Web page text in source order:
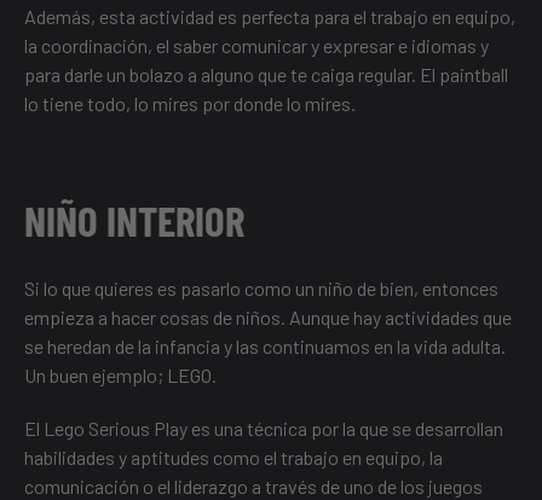
Además, esta actividad es perfecta para el trabajo en equipo,
la coordinación, el saber comunicar y expresar e idiomas y
para darle un bolazo a alguno que te caiga regular. El paintball
lo tiene todo, lo mires por donde lo mires.
NIÑO INTERIOR
Si lo que quieres es pasarlo como un niño de bien, entonces
empieza a hacer cosas de niños. Aunque hay actividades que
se heredan de la infancia y las continuamos en la vida adulta.
Un buen ejemplo; LEGO.
El Lego Serious Play es una técnica por la que se desarrollan
habilidades y aptitudes como el trabajo en equipo, la
comunicación o el liderazgo a través de uno de los juegos